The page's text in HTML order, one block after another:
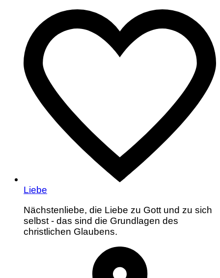
Liebe
Nächstenliebe, die Liebe zu Gott und zu sich
selbst - das sind die Grundlagen des
christlichen Glaubens.